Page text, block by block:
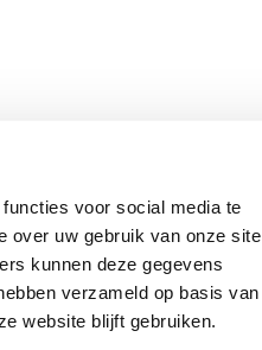
voor social media te
over uw gebruik van onze site
kunnen deze gegevens
verzameld op basis van
website blijft gebruiken.